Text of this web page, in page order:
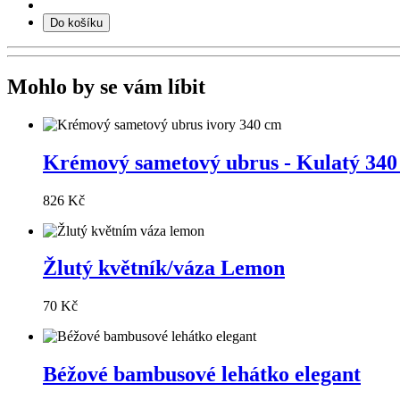
Do košíku
Mohlo by se vám líbit
Krémový sametový ubrus - Kulatý
826 Kč
Žlutý květník/váza Lemon
70 Kč
Béžové bambusové lehátko elegant